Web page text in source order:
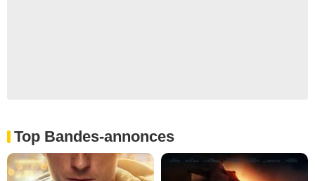
Top Bandes-annonces